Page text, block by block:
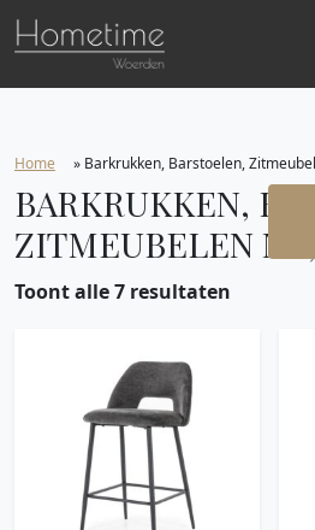
Home » Barkrukken, Barstoelen,
BARKRUKKEN,
ZITMEUBELEN NL,
Toont alle 7 resultaten